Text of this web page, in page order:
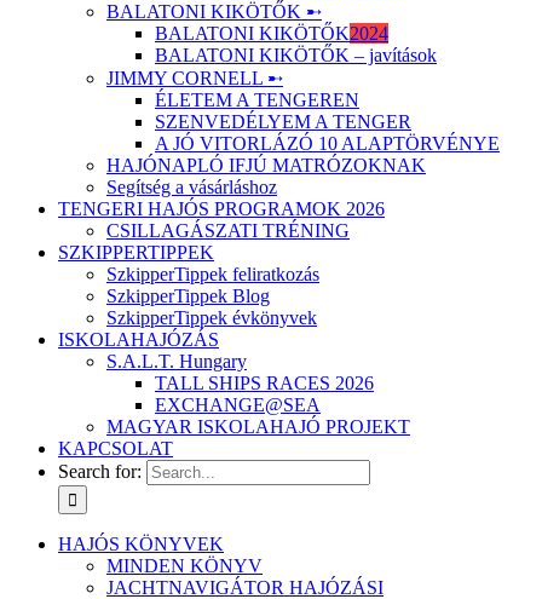
BALATONI KIKÖTŐK ➸
BALATONI KIKÖTŐK2024
BALATONI KIKÖTŐK – javítások
JIMMY CORNELL ➸
ÉLETEM A TENGEREN
SZENVEDÉLYEM A TENGER
A JÓ VITORLÁZÓ 10 ALAPTÖRVÉNYE
HAJÓNAPLÓ IFJÚ MATRÓZOKNAK
Segítség a vásárláshoz
TENGERI HAJÓS PROGRAMOK 2026
CSILLAGÁSZATI TRÉNING
SZKIPPERTIPPEK
SzkipperTippek feliratkozás
SzkipperTippek Blog
SzkipperTippek évkönyvek
ISKOLAHAJÓZÁS
S.A.L.T. Hungary
TALL SHIPS RACES 2026
EXCHANGE@SEA
MAGYAR ISKOLAHAJÓ PROJEKT
KAPCSOLAT
Search for:
HAJÓS KÖNYVEK
MINDEN KÖNYV
JACHTNAVIGÁTOR HAJÓZÁSI